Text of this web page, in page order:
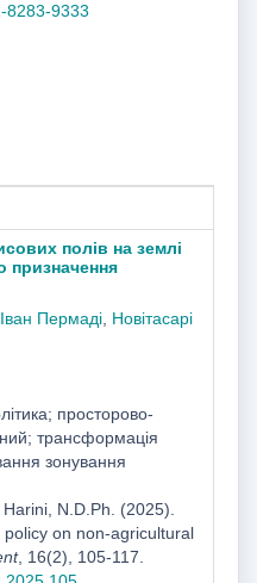
8283-9333
полів на землі
призначення
Іван Пермаді, Новітасарі
просторово-
трансформація
зонування
N.D.Ph. (2025).
on non-agricultural
, 16(2), 105-117.